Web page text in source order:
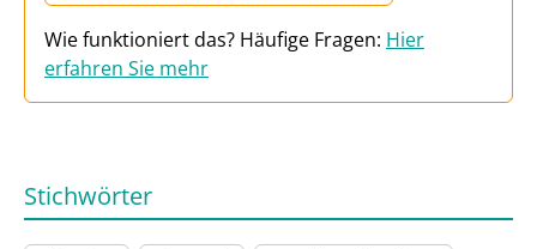
Wie funktioniert das? Häufige Fragen: Hier
erfahren Sie mehr
Stichwörter